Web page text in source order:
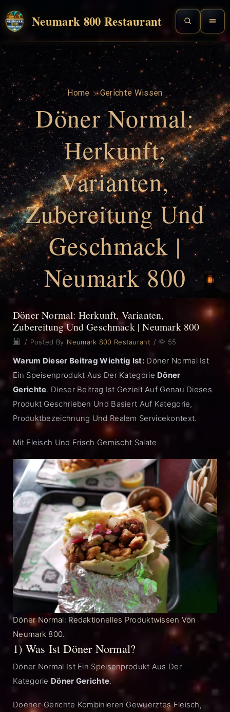
Neumark 800 Restaurant
Home Gerichte Wissen
Döner Normal:
Herkunft,
Varianten,
Zubereitung Und
Geschmack |
Neumark 800
Döner Normal: Herkunft, Varianten,
Zubereitung Und Geschmack | Neumark 800
/ Posted By Neumark 800 Restaurant / 55
Warum Dieser Beitrag Wichtig Ist:Döner Normal Ist
Ein Speisenprodukt Aus Der Kategorie Döner
Gerichte. Dieser Beitrag Ist Gezielt Auf Genau Dieses
Produkt Geschrieben Und Basiert Auf Kategorie,
Produktbezeichnung Und Realem Servicekontext.
Mit Fleisch Und Frisch Gemischt Salate
Döner Normal: Redaktionelles Produktwissen Von
Neumark 800.
1) Was Ist Döner Normal?
Döner Normal Ist Ein Speisenprodukt Aus Der
Kategorie Döner Gerichte.
Doener-Gerichte Kombinieren Gewuerztes Fleisch,